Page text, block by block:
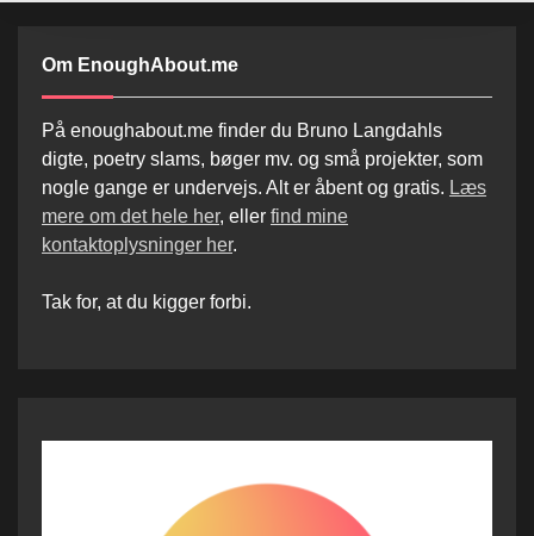
Om EnoughAbout.me
På enoughabout.me finder du Bruno Langdahls
digte, poetry slams, bøger mv. og små projekter, som
nogle gange er undervejs. Alt er åbent og gratis. Læs
mere om det hele her, eller find mine
kontaktoplysninger her.
Tak for, at du kigger forbi.